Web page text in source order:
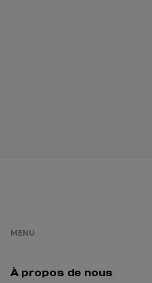
MENU
À propos de nous